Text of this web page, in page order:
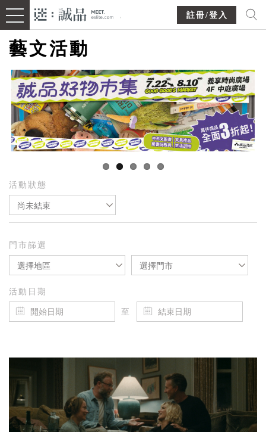
註冊/登入
藝文活動
活動狀態
尚未結束
門市篩選
選擇地區 選擇門市
活動日期
至